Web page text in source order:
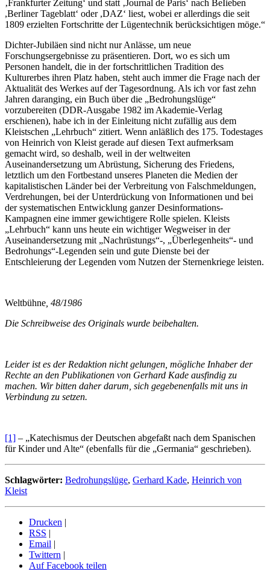
‚Frankfurter Zeitung‘ und statt ‚Journal de Paris‘ nach BeIieben
,Berliner Tageblatt‘ oder ,DAZ‘ liest, wobei er allerdings die seit
1809 erzielten Fortschritte der Lügentechnik berücksichtigen möge.“
Dichter-Jubiläen sind nicht nur Anlässe, um neue
Forschungsergebnisse zu präsentieren. Dort, wo es sich um
Personen handelt, die in der fortschrittlichen Tradition des
Kulturerbes ihren Platz haben, steht auch immer die Frage nach der
Aktualität des Werkes auf der Tagesordnung. Als ich vor fast zehn
Jahren daranging, ein Buch über die „Bedrohungslüge“
vorzubereiten (DDR-Ausgabe 1982 im Akademie-Verlag
erschienen), habe ich in der Einleitung nicht zufällig aus dem
Kleistschen „Lehrbuch“ zitiert. Wenn anläßlich des 175. Todestages
von Heinrich von Kleist gerade auf diesen Text aufmerksam
gemacht wird, so deshalb, weil in der weltweiten
Auseinandersetzung um Abrüstung, Sicherung des Friedens,
letztlich um den Fortbestand unseres Planeten die Medien der
kapitalistischen Länder bei der Verbreitung von Falschmeldungen,
Verdrehungen, bei der Unterdrückung von Informationen und bei
der systematischen Entwicklung ganzer Desinformations-
Kampagnen eine immer gewichtigere Rolle spielen. Kleists
„Lehrbuch“ kann uns heute ein wichtiger Wegweiser in der
Auseinandersetzung mit „Nachrüstungs“-, „Überlegenheits“- und
Bedrohungs“-Legenden sein und gute Dienste bei der
Entschleierung der Legenden vom Nutzen der Sternenkriege leisten.
Weltbühne , 48/1986
Die Schreibweise des Originals wurde beibehalten.
Leider ist es der Redaktion nicht gelungen, mögliche Inhaber der
Rechte an den Publikationen von Gerhard Kade ausfindig zu
machen. Wir bitten daher darum, sich gegebenenfalls mit uns in
Verbindung zu setzen.
[1] – „Katechismus der Deutschen abgefaßt nach dem Spanischen
für Kinder und Alte“ (ebenfalls für die „Germania“ geschrieben).
Schlagwörter: Bedrohungslüge, Gerhard Kade, Heinrich von
Kleist
Drucken |
RSS |
Email |
Twittern |
Auf Facebook teilen